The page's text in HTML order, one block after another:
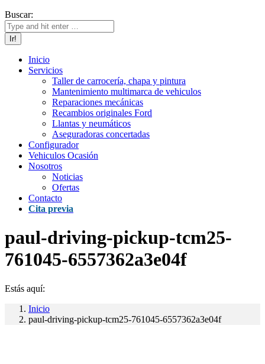
Buscar:
Inicio
Servicios
Taller de carrocería, chapa y pintura
Mantenimiento multimarca de vehiculos
Reparaciones mecánicas
Recambios originales Ford
Llantas y neumáticos
Aseguradoras concertadas
Configurador
Vehiculos Ocasión
Nosotros
Noticias
Ofertas
Contacto
Cita previa
paul-driving-pickup-tcm25-
761045-6557362a3e04f
Estás aquí:
Inicio
paul-driving-pickup-tcm25-761045-6557362a3e04f